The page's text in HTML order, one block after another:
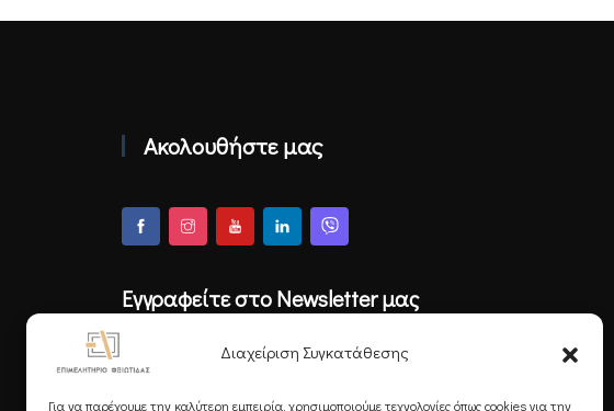
Διαχείριση Συγκατάθεσης
Για να παρέχουμε την καλύτερη εμπειρία, χρησιμοποιούμε τεχνολογίες όπως cookies για την
Ακολουθήστε μας
Εγγραφείτε στο Newsletter μας